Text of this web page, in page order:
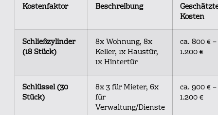
Kostenfaktor Beschreibung
Kosten
Schließzylinder
(18 Stück)
8x Wohnung, 8x
Keller, 1x Haustür,
1x Hintertür
ca. 800 € –
1.200 €
Schlüssel (30
Stück)
8x 3 für Mieter, 6x
für
Verwaltung/Dienste
ca. 900 € –
1.200 €